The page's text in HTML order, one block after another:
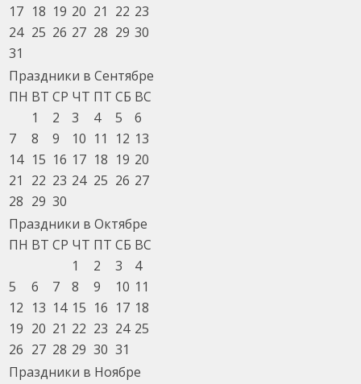
17 18 19 20 21 22 23
24 25 26 27 28 29 30
31
Праздники в Сентябре
ПН ВТ СР ЧТ ПТ СБ ВС
1
2 3 4 5
6
7
8 9 10 11 12 13
14 15 16 17 18 19 20
21
22 23 24 25 26 27
28 29 30
Праздники в Октябре
ПН ВТ СР ЧТ ПТ СБ ВС
1
2 3
4
5
6 7 8 9 10 11
12 13 14 15 16 17 18
19 20 21 22 23 24 25
26 27 28 29 30 31
Праздники в Ноябре